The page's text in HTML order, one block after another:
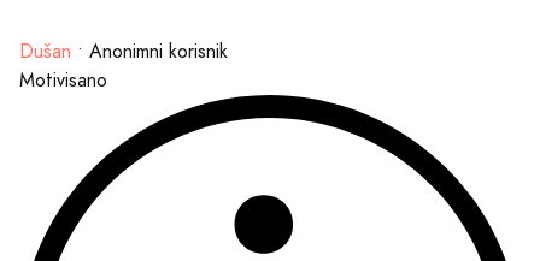
Dušan • Anonimni korisnik
Motivisano